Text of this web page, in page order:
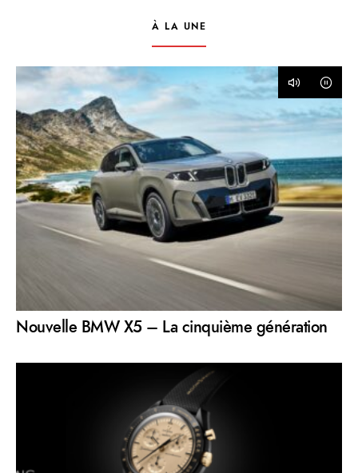
À LA UNE
Nouvelle BMW X5 – La cinquième génération